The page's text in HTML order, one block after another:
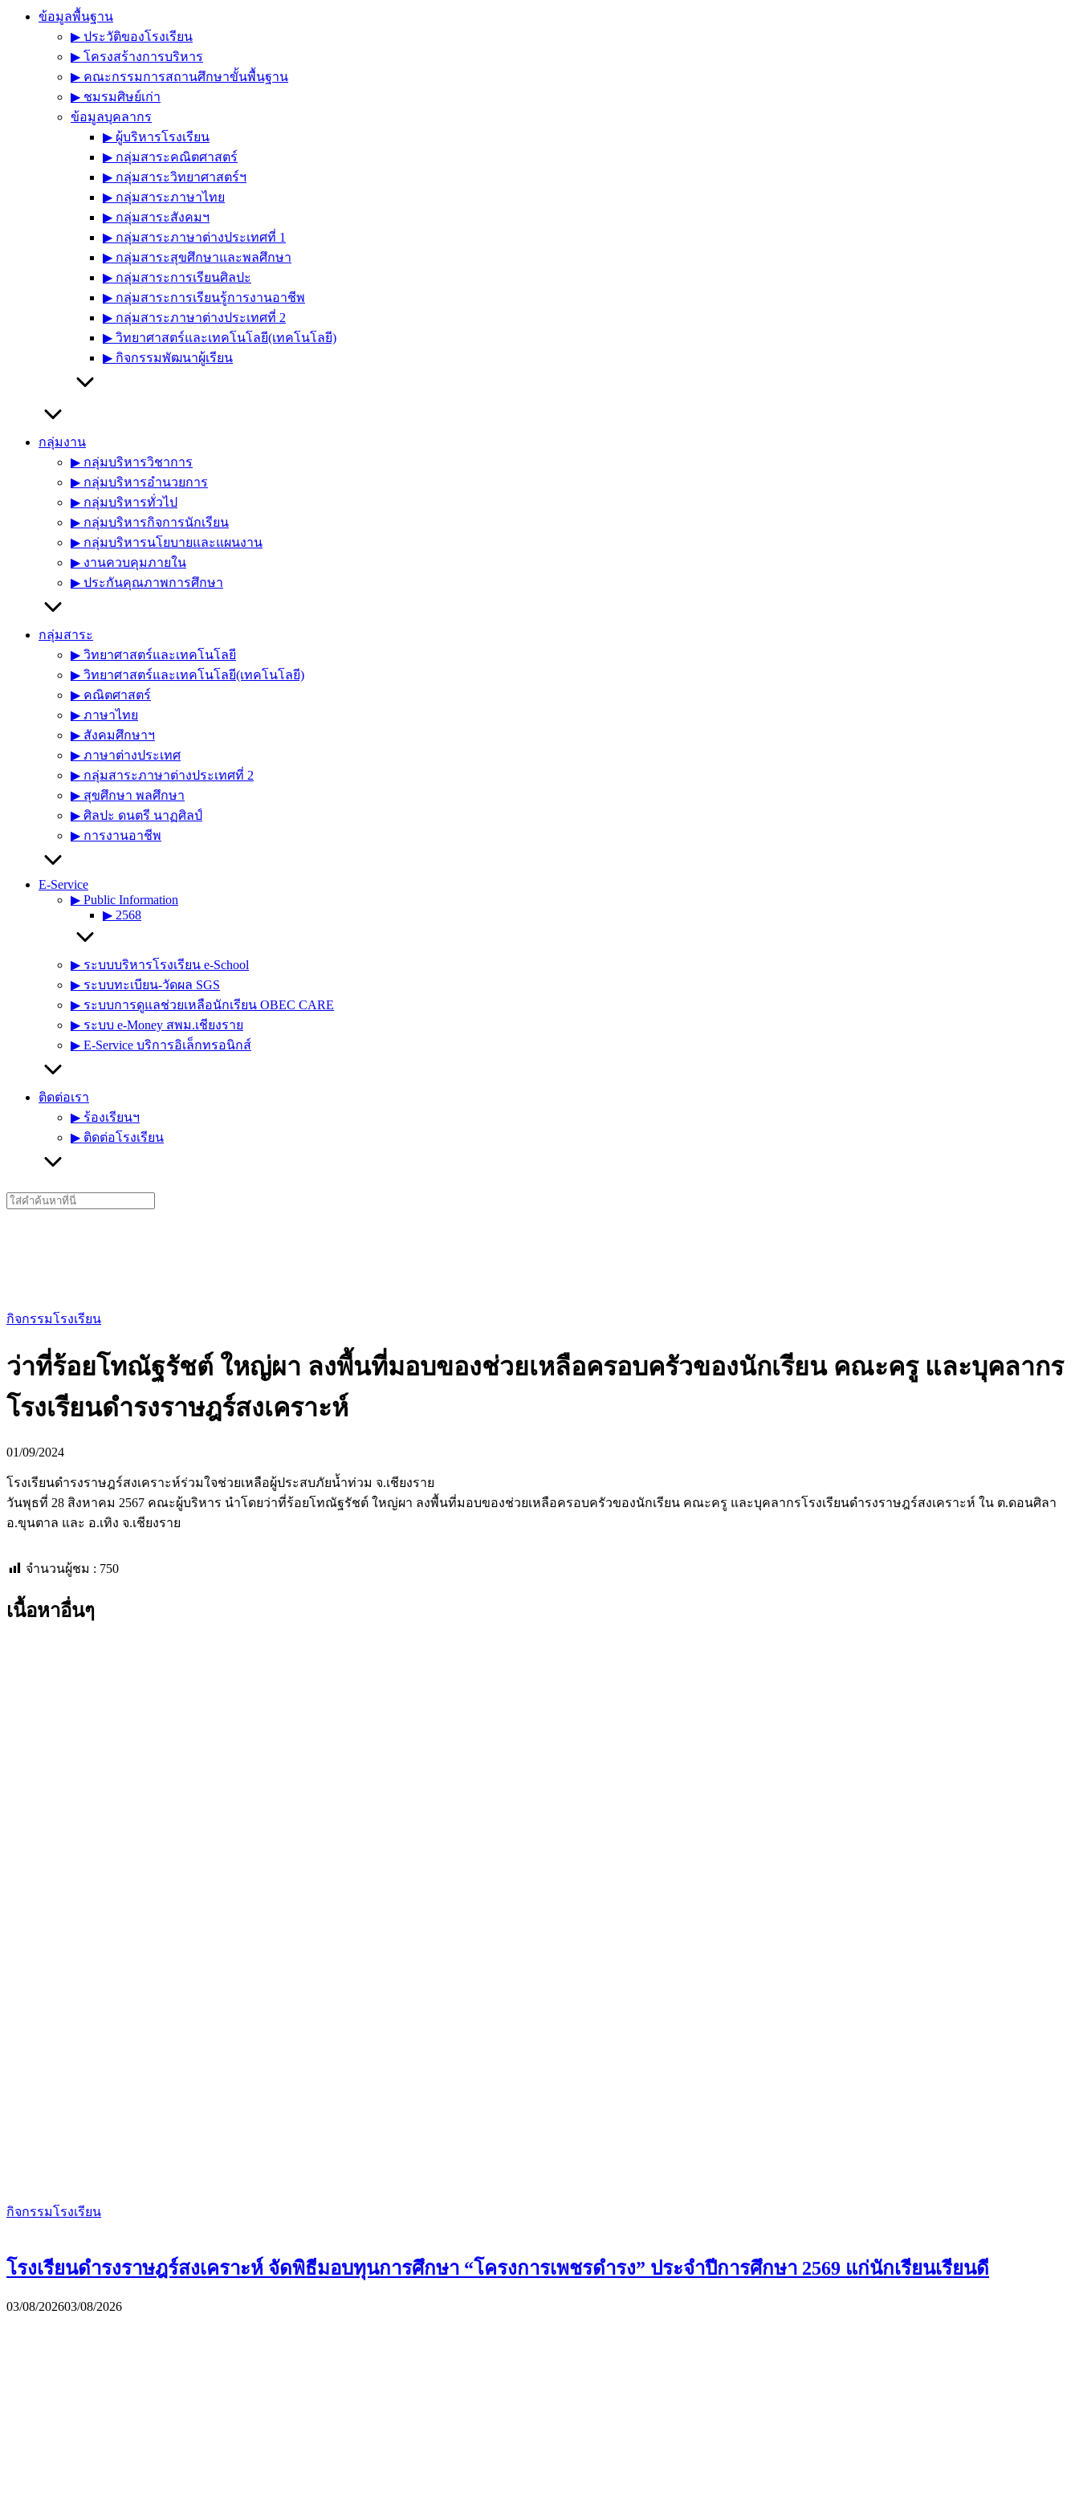
ข้อมูลพื้นฐาน
▶︎ ประวัติของโรงเรียน
▶︎ โครงสร้างการบริหาร
▶︎ คณะกรรมการสถานศึกษาขั้นพื้นฐาน
▶︎ ชมรมศิษย์เก่า
ข้อมูลบุคลากร
▶︎ ผู้บริหารโรงเรียน
▶︎ กลุ่มสาระคณิตศาสตร์
▶︎ กลุ่มสาระวิทยาศาสตร์ฯ
▶︎ กลุ่มสาระภาษาไทย
▶︎ กลุ่มสาระสังคมฯ
▶︎ กลุ่มสาระภาษาต่างประเทศที่ 1
▶︎ กลุ่มสาระสุขศึกษาและพลศึกษา
▶︎ กลุ่มสาระการเรียนศิลปะ
▶︎ กลุ่มสาระการเรียนรู้การงานอาชีพ
▶︎ กลุ่มสาระภาษาต่างประเทศที่ 2
▶︎ วิทยาศาสตร์และเทคโนโลยี(เทคโนโลยี)
▶︎ กิจกรรมพัฒนาผู้เรียน
กลุ่มงาน
▶︎ กลุ่มบริหารวิชาการ
▶︎ กลุ่มบริหารอำนวยการ
▶︎ กลุ่มบริหารทั่วไป
▶︎ กลุ่มบริหารกิจการนักเรียน
▶︎ กลุ่มบริหารนโยบายและแผนงาน
▶︎ งานควบคุมภายใน
▶︎ ประกันคุณภาพการศึกษา
กลุ่มสาระ
▶︎ วิทยาศาสตร์และเทคโนโลยี
▶︎ วิทยาศาสตร์และเทคโนโลยี(เทคโนโลยี)
▶︎ คณิตศาสตร์
▶︎ ภาษาไทย
▶︎ สังคมศึกษาฯ
▶︎ ภาษาต่างประเทศ
▶︎ กลุ่มสาระภาษาต่างประเทศที่ 2
▶︎ สุขศึกษา พลศึกษา
▶︎ ศิลปะ ดนตรี นาฏศิลป์
▶︎ การงานอาชีพ
E-Service
▶︎ Public Information
▶︎ 2568
▶︎ ระบบบริหารโรงเรียน e-School
▶︎ ระบบทะเบียน-วัดผล SGS
▶︎ ระบบการดูแลช่วยเหลือนักเรียน OBEC CARE
▶︎ ระบบ e-Money สพม.เชียงราย
▶︎ E-Service บริการอิเล็กทรอนิกส์
ติดต่อเรา
▶︎ ร้องเรียนฯ
▶︎ ติดต่อโรงเรียน
Search
for:
กิจกรรมโรงเรียน
ว่าที่ร้อยโทณัฐรัชต์ ใหญ่ผา ลงพื้นที่มอบของช่วยเหลือครอบครัวของนักเรียน คณะครู และบุคลากร
โรงเรียนดำรงราษฎร์สงเคราะห์
01/09/2024
โรงเรียนดำรงราษฎร์สงเคราะห์ร่วมใจช่วยเหลือผู้ประสบภัยน้ำท่วม จ.เชียงราย
วันพุธที่ 28 สิงหาคม 2567 คณะผู้บริหาร นำโดยว่าที่ร้อยโทณัฐรัชต์ ใหญ่ผา ลงพื้นที่มอบของช่วยเหลือครอบครัวของนักเรียน คณะครู และบุคลากรโรงเรียนดำรงราษฎร์สงเคราะห์ ใน ต.ดอนศิลา
อ.ขุนตาล และ อ.เทิง จ.เชียงราย
จำนวนผู้ชม : 750
เนื้อหาอื่นๆ
กิจกรรมโรงเรียน
โรงเรียนดำรงราษฎร์สงเคราะห์ จัดพิธีมอบทุนการศึกษา “โครงการเพชรดำรง” ประจำปีการศึกษา 2569 แก่นักเรียนเรียนดี
03/08/202603/08/2026